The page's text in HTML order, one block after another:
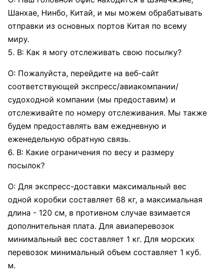
Шанхае, Нинбо, Китай, и мы можем обрабатывать
отправки из основных портов Китая по всему
миру.
5. В: Как я могу отслеживать свою посылку?
О: Пожалуйста, перейдите на веб-сайт
соответствующей экспресс/авиакомпании/
судоходной компании (мы предоставим) и
отслеживайте по номеру отслеживания. Мы также
будем предоставлять вам ежедневную и
еженедельную обратную связь.
6. В: Какие ограничения по весу и размеру
посылок?
О: Для экспресс-доставки максимальный вес
одной коробки составляет 68 кг, а максимальная
длина - 120 см, в противном случае взимается
дополнительная плата. Для авиаперевозок
минимальный вес составляет 1 кг. Для морских
перевозок минимальный объем составляет 1 куб.
м.